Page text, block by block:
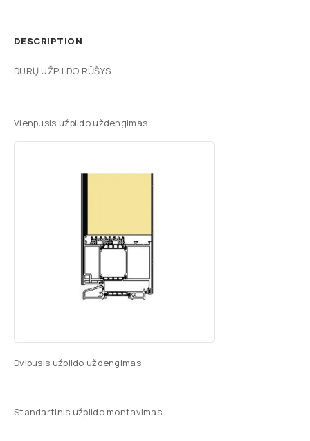
DESCRIPTION
DURŲ UŽPILDO RŪŠYS
Vienpusis užpildo uždengimas
Dvipusis užpildo uždengimas
Standartinis užpildo montavimas